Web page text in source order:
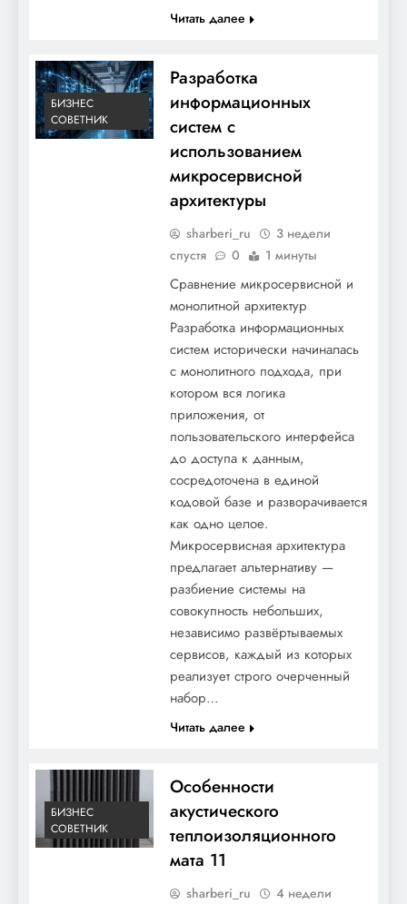
Читать далее
БИЗНЕС
СОВЕТНИК
Разработка
информационных
систем с
использованием
микросервисной
архитектуры
sharberi_ru
3 недели
спустя
0 1 минуты
Сравнение микросервисной и
монолитной архитектур
Разработка информационных
систем исторически начиналась
с монолитного подхода, при
котором вся логика
приложения, от
пользовательского интерфейса
до доступа к данным,
сосредоточена в единой
кодовой базе и разворачивается
как одно целое.
Микросервисная архитектура
предлагает альтернативу —
разбиение системы на
совокупность небольших,
независимо развёртываемых
сервисов, каждый из которых
реализует строго очерченный
набор…
Читать далее
БИЗНЕС
СОВЕТНИК
Особенности
акустического
теплоизоляционного
мата 11
sharberi_ru
4 недели